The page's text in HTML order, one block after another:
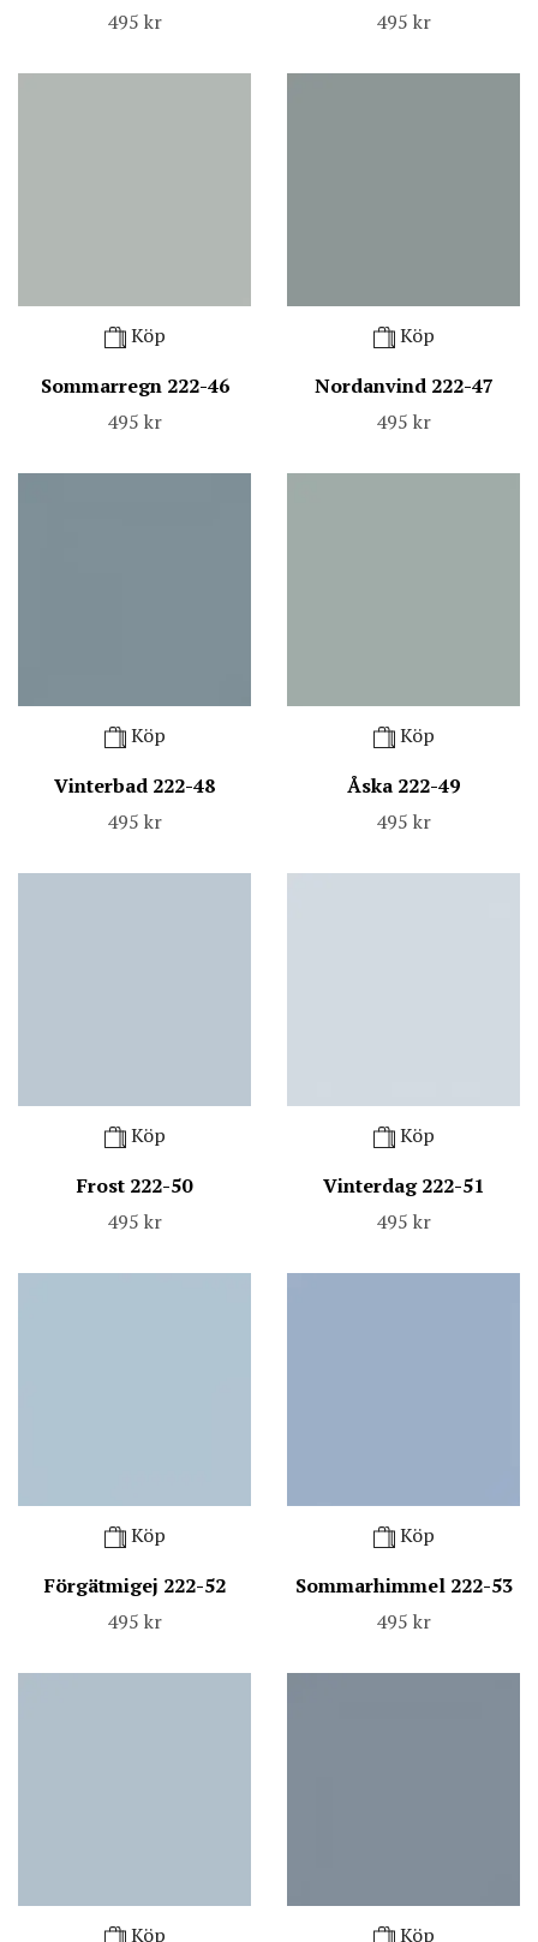
495 kr
495 kr
Köp
Sommarregn 222-46
495 kr
Köp
Nordanvind 222-47
495 kr
Köp
Vinterbad 222-48
495 kr
Köp
Åska 222-49
495 kr
Köp
Frost 222-50
495 kr
Köp
Vinterdag 222-51
495 kr
Köp
Förgätmigej 222-52
495 kr
Köp
Sommarhimmel 222-53
495 kr
Köp Köp